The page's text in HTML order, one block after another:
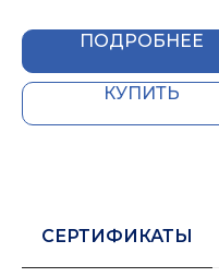
ПОДРОБНЕЕ
КУПИТЬ
СЕРТИФИКАТЫ